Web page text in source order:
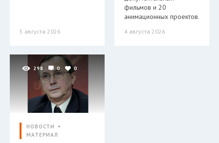
5 августа 2026
фильмов и 20
анимационных проектов.
4 августа 2026
298 0 0
НОВОСТИ
МАТЕРИАЛ